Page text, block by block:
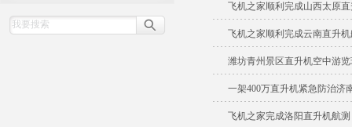
飞机之家顺利完成山西太原
飞机之家顺利完成云南直升
潍坊青州景区直升机空中游
一架400万直升机紧急防治济
飞机之家完成洛阳直升机航测